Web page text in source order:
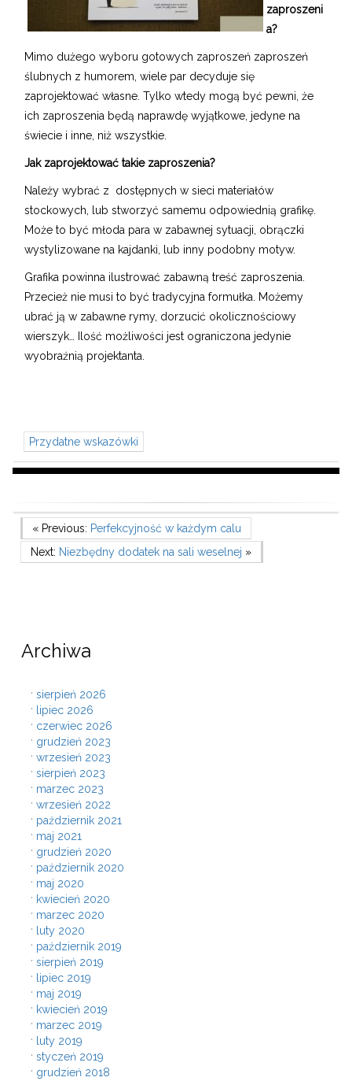
zaproszeni
a?
Mimo dużego wyboru gotowych zaproszeń zaproszeń
ślubnych z humorem, wiele par decyduje się
zaprojektować własne. Tylko wtedy mogą być pewni, że
ich zaproszenia będą naprawdę wyjątkowe, jedyne na
świecie i inne, niż wszystkie.
Jak zaprojektować takie zaproszenia?
Należy wybrać z dostępnych w sieci materiałów
stockowych, lub stworzyć samemu odpowiednią grafikę.
Może to być młoda para w zabawnej sytuacji, obrączki
wystylizowane na kajdanki, lub inny podobny motyw.
Grafika powinna ilustrować zabawną treść zaproszenia.
Przecież nie musi to być tradycyjna formułka. Możemy
ubrać ją w zabawne rymy, dorzucić okolicznościowy
wierszyk… Ilość możliwości jest ograniczona jedynie
wyobraźnią projektanta.
Przydatne wskazówki
Nawigacja
wpisu
Previous Post
« Previous: Perfekcyjność w każdym calu
Next Post
Next: Niezbędny dodatek na sali weselnej »
Archiwa
sierpień 2026
lipiec 2026
czerwiec 2026
grudzień 2023
wrzesień 2023
sierpień 2023
marzec 2023
wrzesień 2022
październik 2021
maj 2021
grudzień 2020
październik 2020
maj 2020
kwiecień 2020
marzec 2020
luty 2020
październik 2019
sierpień 2019
lipiec 2019
maj 2019
kwiecień 2019
marzec 2019
luty 2019
styczeń 2019
grudzień 2018